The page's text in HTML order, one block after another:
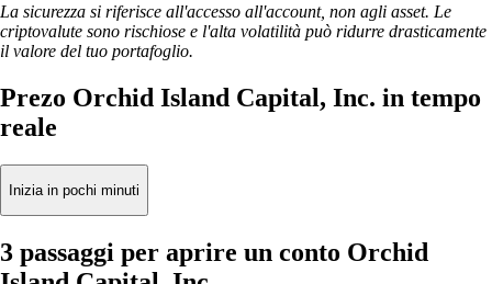
La sicurezza si riferisce all'accesso all'account, non agli asset. Le
criptovalute sono rischiose e l'alta volatilità può ridurre drasticamente
il valore del tuo portafoglio.
Prezo Orchid Island Capital, Inc. in tempo
reale
Inizia in pochi minuti
3 passaggi per aprire un conto Orchid